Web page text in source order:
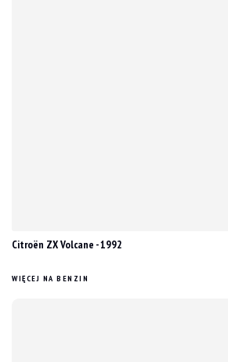
Citroën ZX Volcane - 1992
WIĘCEJ NA BENZIN